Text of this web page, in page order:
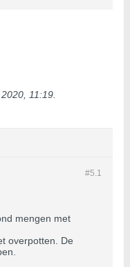
11:19
#5.1
mengen met
overpotten. De